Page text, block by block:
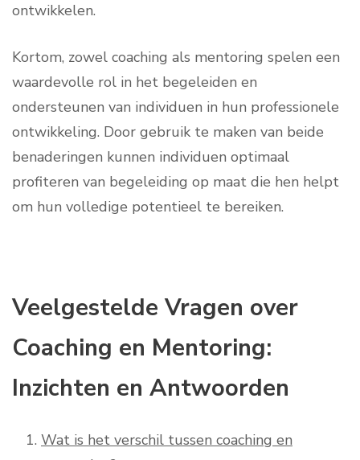
ontwikkelen.
Kortom, zowel coaching als mentoring spelen een
waardevolle rol in het begeleiden en
ondersteunen van individuen in hun professionele
ontwikkeling. Door gebruik te maken van beide
benaderingen kunnen individuen optimaal
profiteren van begeleiding op maat die hen helpt
om hun volledige potentieel te bereiken.
Veelgestelde Vragen over
Coaching en Mentoring:
Inzichten en Antwoorden
Wat is het verschil tussen coaching en